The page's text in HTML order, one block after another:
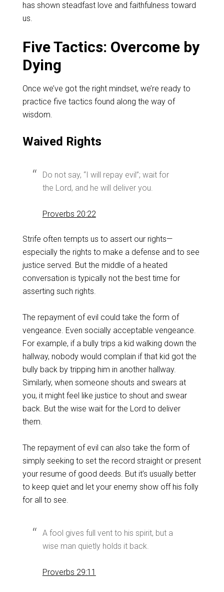
has shown steadfast love and faithfulness toward
us.
Five Tactics: Overcome by
Dying
Once we’ve got the right mindset, we’re ready to
practice five tactics found along the way of
wisdom.
Waived Rights
Do not say, “I will repay evil”; wait for
the Lord, and he will deliver you.
Proverbs 20:22
Strife often tempts us to assert our rights—
especially the rights to make a defense and to see
justice served. But the middle of a heated
conversation is typically not the best time for
asserting such rights.
The repayment of evil could take the form of
vengeance. Even socially acceptable vengeance.
For example, if a bully trips a kid walking down the
hallway, nobody would complain if that kid got the
bully back by tripping him in another hallway.
Similarly, when someone shouts and swears at
you, it might feel like justice to shout and swear
back. But the wise wait for the Lord to deliver
them.
The repayment of evil can also take the form of
simply seeking to set the record straight or present
your resume of good deeds. But it’s usually better
to keep quiet and let your enemy show off his folly
for all to see.
A fool gives full vent to his spirit, but a
wise man quietly holds it back.
Proverbs 29:11